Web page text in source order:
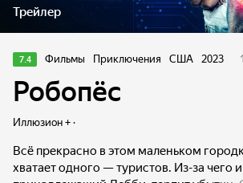
Трейлер
7.4 Фильмы Приключения США 2023
Робопёс
Иллюзион + ·
Всё прекрасно в этом маленьком
хватает одного — туристов. Из-за чего